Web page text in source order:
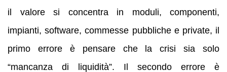
il valore si concentra in moduli, componenti,
impianti, software, commesse pubbliche e private, il
primo errore è pensare che la crisi sia solo
“mancanza di liquidità”. Il secondo errore è